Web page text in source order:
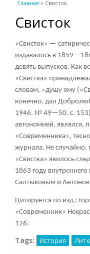
Вы здесь
Главная » Свисток
Свисток
«Свисток» —
издавалось в
девять выпусков. Как
«Свистка»
словам, «душу ему
конечно, дал
1946. № 49—50. с. 153).
автономией, являлся,
«Современника»,
журнала. Не случайно,
«Свистка» явилось
1863 году
Салтыковым и
Цитируется по изд.:
«Современник»
126.
Tags: История